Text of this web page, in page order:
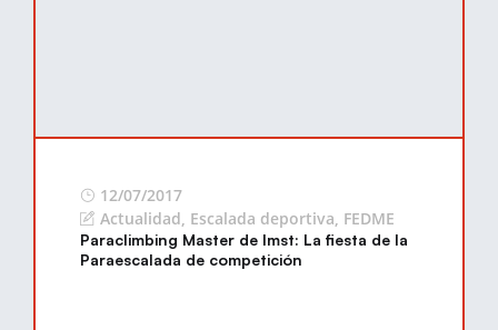
12/07/2017
Actualidad, Escalada deportiva, FEDME
Paraclimbing Master de Imst: La fiesta de la
Paraescalada de competición